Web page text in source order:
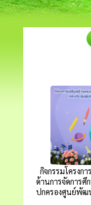
กิจกรรมโครงก
ด้านการจัดการ
ปกครองศูนย์พัฒ